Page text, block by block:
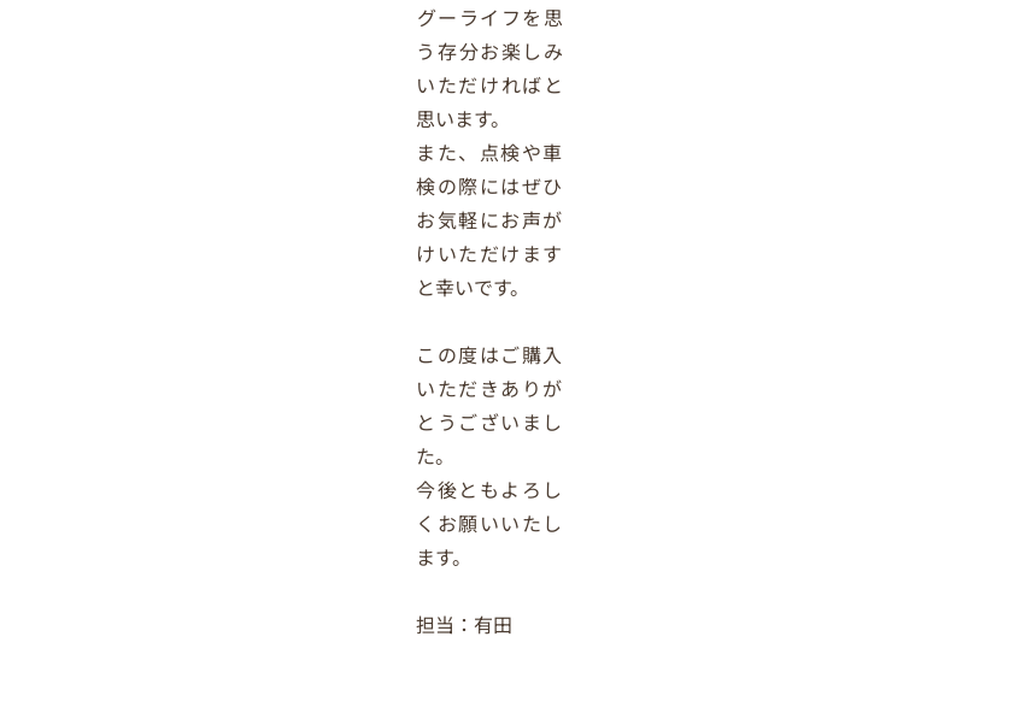
グーライフを思
う存分お楽しみ
いただければと
思います。
また、点検や車
検の際にはぜひ
お気軽にお声が
けいただけます
と幸いです。
この度はご購入
いただきありが
とうございまし
た。
今後ともよろし
くお願いいたし
ます。
担当：有田